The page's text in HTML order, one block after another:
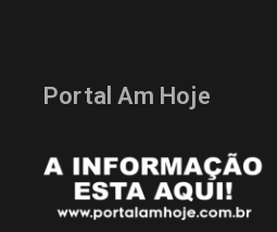
Portal Am Hoje